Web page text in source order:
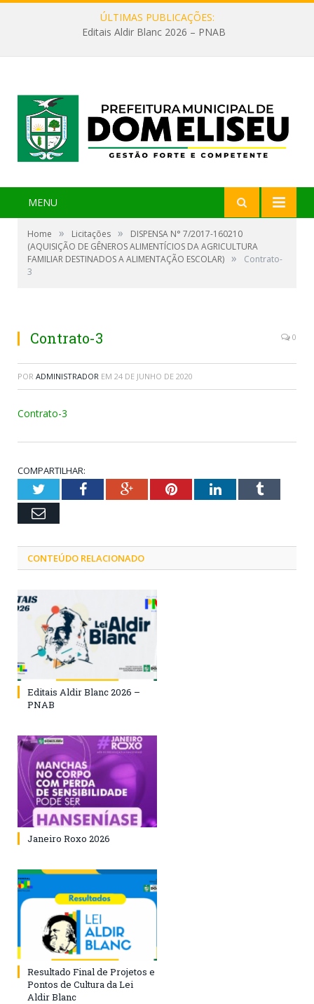
ÚLTIMAS PUBLICAÇÕES:
Editais Aldir Blanc 2026 – PNAB
MENU
Home » Licitações »
DISPENSA N° 7/2017-160210
(AQUISIÇÃO DE GÊNEROS ALIMENTÍCIOS DA AGRICULTURA
FAMILIAR DESTINADOS A ALIMENTAÇÃO ESCOLAR) »
Contrato-
3
Contrato-3 0
POR ADMINISTRADOR EM 24 DE JUNHO DE 2020
Contrato-3
COMPARTILHAR:
TwitterFacebookGoogle+PinterestLinkedInTumblr
Email
CONTEÚDO RELACIONADO
Editais Aldir Blanc 2026 –
PNAB
Janeiro Roxo 2026
Resultado Final de Projetos e
Pontos de Cultura da Lei
Aldir Blanc